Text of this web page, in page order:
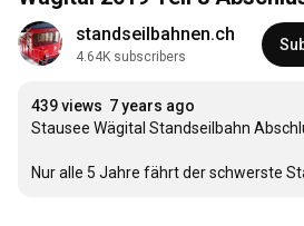
standseilbahnen.ch
4.64K subscribers
439 views 7 years ago
Stausee Wägital Standseilbahn
Nur alle 5 Jahre fährt der schwerste